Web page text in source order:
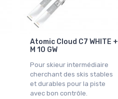
Atomic Cloud C7 WHITE +
M 10 GW
Pour skieur intermédiaire
cherchant des skis stables
et durables pour la piste
avec bon contrôle.